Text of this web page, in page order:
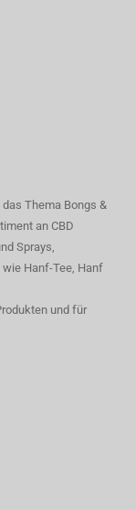
Thema Bongs &
an CBD
Sprays,
Hanf-Tee, Hanf
und für